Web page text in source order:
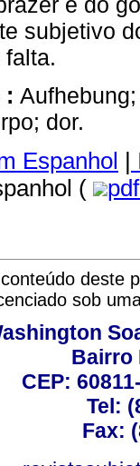
subjetivo
:
dor.
Espanhol |
(
deste
sob
Bairro
CEP:
Tel:
Fax: